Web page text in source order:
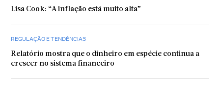
Lisa Cook: “A inflação está muito alta”
REGULAÇÃO E TENDÊNCIAS
Relatório mostra que o dinheiro em espécie continua a
crescer no sistema financeiro